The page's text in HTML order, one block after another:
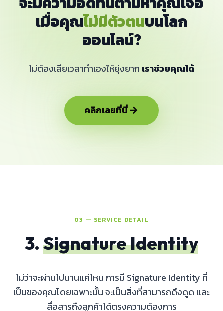
เมื่อคุณไม่มีตัวตนบนโลก
ออนไลน์?
ไม่ต้องเสียเวลาทำเองให้ยุ่งยาก เราช่วยคุณได้
คลิกเลยที่นี่
03 — SERVICE DETAIL
3. Signature Identity
ไม่ว่าจะผ่านไปนานแค่ไหน การมี Signature Identity ที่
เป็นของคุณโดยเฉพาะนั้น จะเป็นสิ่งที่สามารถดึงดูด และ
สื่อสารถึงลูกค้าได้ตรงความต้องการ